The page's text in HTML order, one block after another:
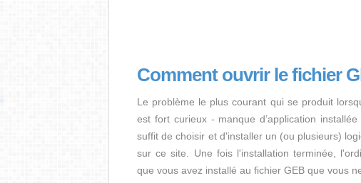
Comment ouvrir le fichier
Le problème le plus courant qui se produit
est fort curieux - manque d’application
suffit de choisir et d'installer un (ou plusieurs)
sur ce site. Une fois l'installation terminée,
que vous avez installé au fichier GEB que vous